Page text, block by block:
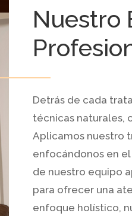
Nuestro
Detrás de cada
técnicas naturales,
Aplicamos nuestro
enfocándonos en
de nuestro equipo
para ofrecer una
enfoque holístico,